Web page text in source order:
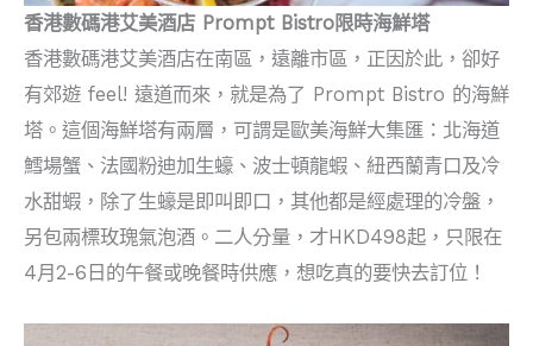
香港數碼港艾美酒店 Prompt Bistro限時海鮮塔
香港數碼港艾美酒店在南區，遠離市區，正因於此，卻好
有郊遊 feel! 遠道而來，就是為了 Prompt Bistro 的海鮮
塔。這個海鮮塔有兩層，可謂是歐美海鮮大集匯：北海道
鱈場蟹、法國粉迪加生蠔、波士頓龍蝦、紐西蘭青口及冷
水甜蝦，除了生蠔是即叫即口，其他都是經處理的冷盤，
另包兩標玫瑰氣泡酒。二人分量，才HKD498起，只限在
4月2-6日的午餐或晚餐時供應，想吃真的要快去訂位！